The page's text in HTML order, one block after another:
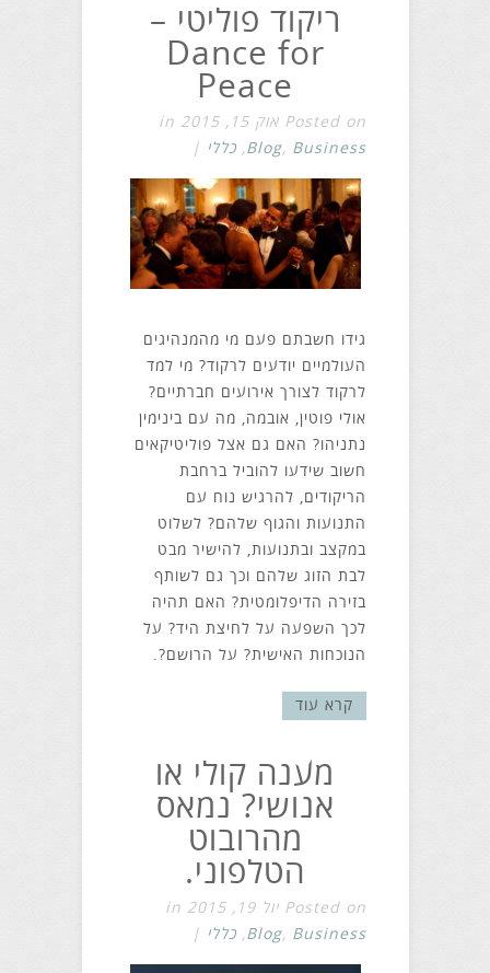
ריקוד פוליטי –
Dance for
Peace
Posted on אוק 15, 2015 in
Blog, Business
,כללי |
גידו חשבתם פעם מי מהמנהיגים
העולמיים יודעים לרקוד? מי למד
לרקוד לצורך אירועים חברתיים?
אולי פוטין, אובמה, מה עם בינימין
נתניהו? האם גם אצל פוליטיקאים
חשוב שידעו להוביל ברחבת
הריקודים, להרגיש נוח עם
התנועות והגוף שלהם? לשלוט
במקצב ובתנועות, להישיר מבט
לבת הזוג שלהם וכך גם לשותף
בזירה הדיפלומטית? האם תהיה
לכך השפעה על לחיצת היד? על
הנוכחות האישית? על הרושם?.
קרא עוד
מענה קולי או
אנושי? נמאס
מהרובוט
הטלפוני.
Posted on יול 19, 2015 in
Blog, Business
,כללי |